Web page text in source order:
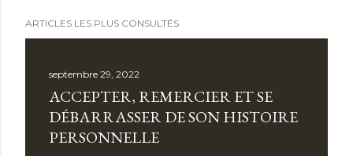
ARTICLES LES PLUS CONSULTÉS
septembre 29, 2022
ACCEPTER, REMERCIER ET SE
DÉBARRASSER DE SON HISTOIRE
PERSONNELLE